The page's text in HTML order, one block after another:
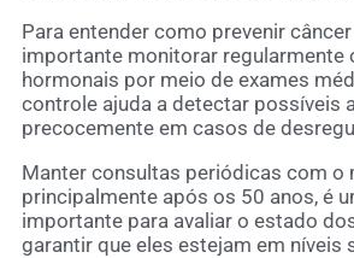
Para entender como prevenir
importante monitorar regularmente
hormonais por meio de exames
controle ajuda a detectar possíveis
precocemente em casos de
Manter consultas periódicas com o
principalmente após os 50 anos, é
importante para avaliar o estado
garantir que eles estejam em níveis